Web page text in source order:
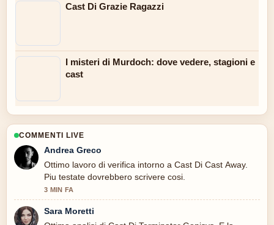
Cast Di Grazie Ragazzi
I misteri di Murdoch: dove vedere, stagioni e
cast
COMMENTI LIVE
Andrea Greco
Ottimo lavoro di verifica intorno a Cast Di Cast Away.
Piu testate dovrebbero scrivere cosi.
3 MIN FA
Sara Moretti